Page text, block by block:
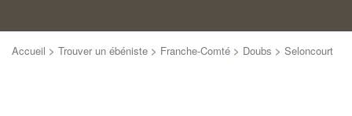
Accueil > Trouver un ébéniste > Franche-Comté > Doubs > Seloncourt